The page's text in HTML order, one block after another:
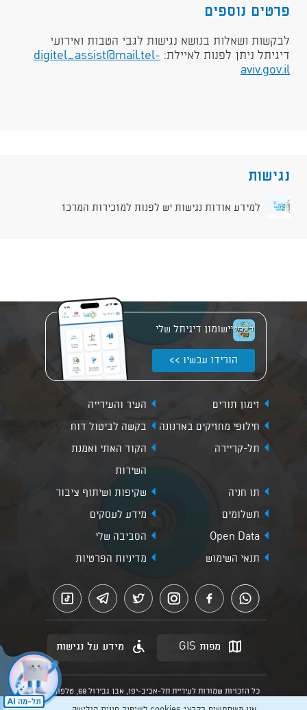
פרטים נוספים
לבקשות ושאלות בנושא נגישות לגבי הטבות ואירועי
דיגיתל ניתן לפנות לאיילת: digitel_assist@mail.tel-
aviv.gov.il
נגישות
למידע אודות נגישות יש לפנות למזכירות המרכז
יישומון דיגיתל שלי
הורידו עכשיו >>
זימון תורים
העיר והעירייה
חילופי מחזיקים בארנונה
בקשה לביטול דוח
תל-קריירה
הקוד האתי ואמנת
השירות
תו חניה
שקיפות ושיתוף ציבור
תשלומים
מידע לעסקים
Open Data
הסביבה שלי
תנאי השימוש
מדיניות הפרטיות
מפות GIS מידע על נגישות
כל הזכויות שמורות לעיריית תל-אביב-יפו, אבן גבירול 69, טלפון: